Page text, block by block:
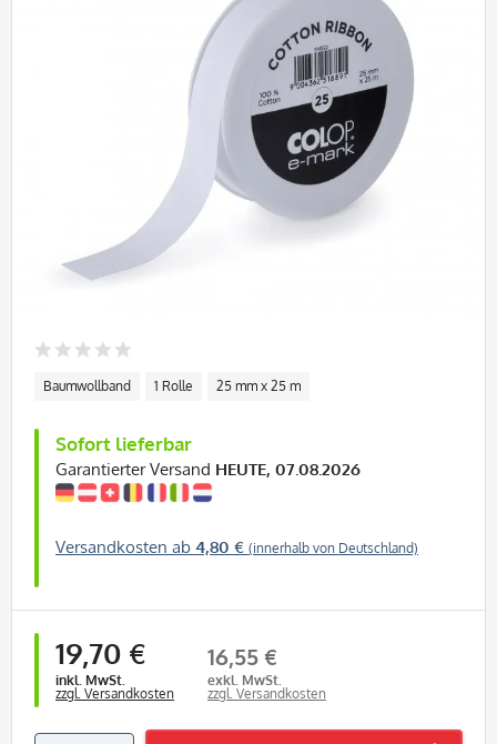
Baumwollband 1 Rolle 25 mm x 25 m
Sofort lieferbar
Garantierter Versand HEUTE, 07.08.2026
Versandkosten ab 4,80 € (innerhalb von Deutschland)
19,70 €
inkl. MwSt.
zzgl. Versandkosten
16,55 €
exkl. MwSt.
zzgl. Versandkosten